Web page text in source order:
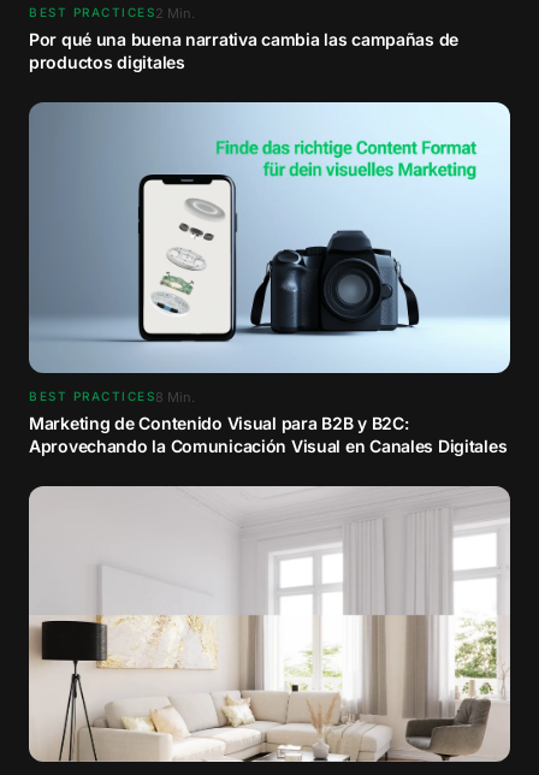
BEST PRACTICES2 Min.
Por qué una buena narrativa cambia las campañas de
productos digitales
BEST PRACTICES8 Min.
Marketing de Contenido Visual para B2B y B2C:
Aprovechando la Comunicación Visual en Canales Digitales